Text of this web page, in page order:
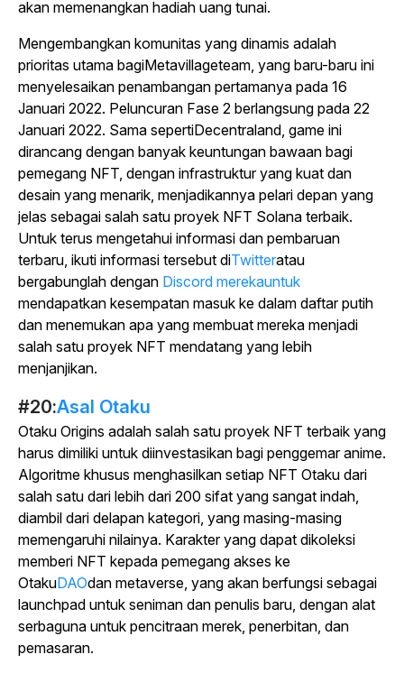
akan memenangkan hadiah uang tunai.
Mengembangkan komunitas yang dinamis adalah
prioritas utama bagiMetavillageteam, yang baru-baru ini
menyelesaikan penambangan pertamanya pada 16
Januari 2022. Peluncuran Fase 2 berlangsung pada 22
Januari 2022. Sama sepertiDecentraland, game ini
dirancang dengan banyak keuntungan bawaan bagi
pemegang NFT, dengan infrastruktur yang kuat dan
desain yang menarik, menjadikannya pelari depan yang
jelas sebagai salah satu proyek NFT Solana terbaik.
Untuk terus mengetahui informasi dan pembaruan
terbaru, ikuti informasi tersebut diTwitteratau
bergabunglah dengan Discord merekauntuk
mendapatkan kesempatan masuk ke dalam daftar putih
dan menemukan apa yang membuat mereka menjadi
salah satu proyek NFT mendatang yang lebih
menjanjikan.
#20:Asal Otaku
Otaku Origins adalah salah satu proyek NFT terbaik yang
harus dimiliki untuk diinvestasikan bagi penggemar anime.
Algoritme khusus menghasilkan setiap NFT Otaku dari
salah satu dari lebih dari 200 sifat yang sangat indah,
diambil dari delapan kategori, yang masing-masing
memengaruhi nilainya. Karakter yang dapat dikoleksi
memberi NFT kepada pemegang akses ke
OtakuDAOdan metaverse, yang akan berfungsi sebagai
launchpad untuk seniman dan penulis baru, dengan alat
serbaguna untuk pencitraan merek, penerbitan, dan
pemasaran.